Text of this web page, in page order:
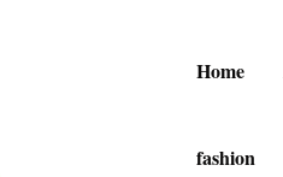
Home
fashion